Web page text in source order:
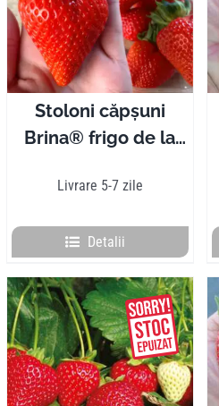
Stoloni căpșuni
Brina® frigo de la
Livrare 5-7 zile
Detalii